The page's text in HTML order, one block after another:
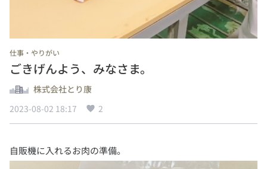
仕事・やりがい
ごきげんよう、みなさま。
株式会社とり康
2023-08-02 18:17
2
自販機に入れるお肉の準備。